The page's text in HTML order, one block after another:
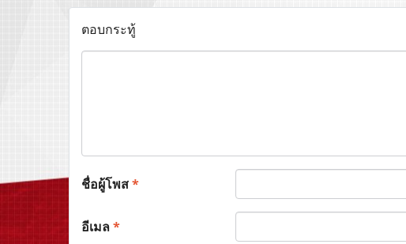
ตอบกระทู้
ชื่อผู้โพส*
อีเมล*